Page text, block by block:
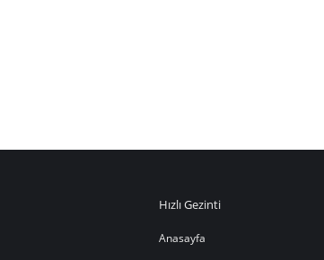
Hızlı Gezinti
Anasayfa